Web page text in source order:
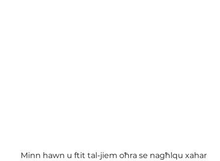
Minn hawn u ftit tal-jiem oħra se nagħlqu xahar